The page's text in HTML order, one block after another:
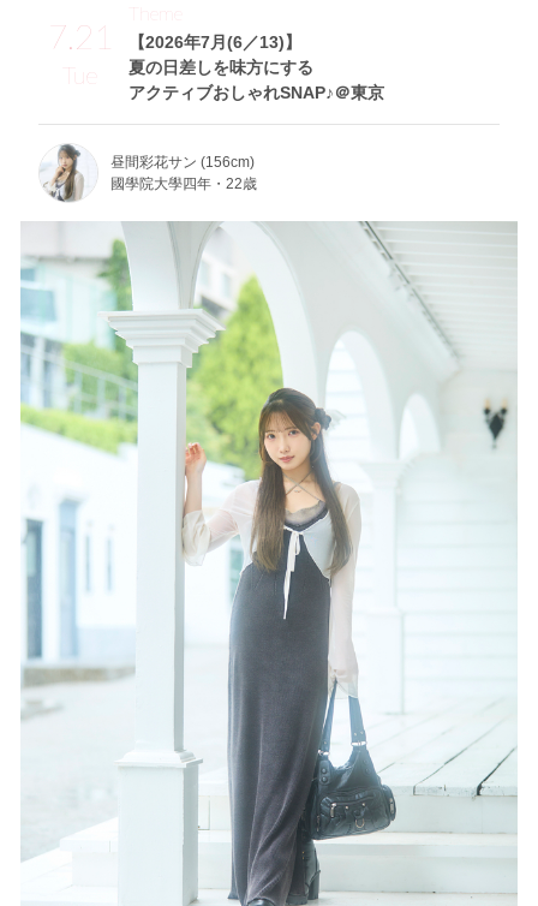
7.21
Tue
【2026年7月(6／13)】
夏の日差しを味方にする
アクティブおしゃれSNAP♪＠東京
Theme
昼間彩花サン (156cm)
國學院大學四年・22歳